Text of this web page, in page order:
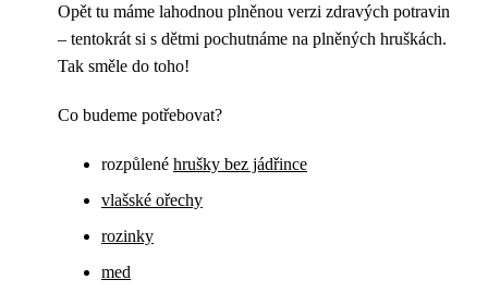
Opět tu máme lahodnou plněnou verzi zdravých potravin
– tentokrát si s dětmi pochutnáme na plněných hruškách.
Tak směle do toho!
Co budeme potřebovat?
rozpůlené hrušky bez jádřince
vlašské ořechy
rozinky
med